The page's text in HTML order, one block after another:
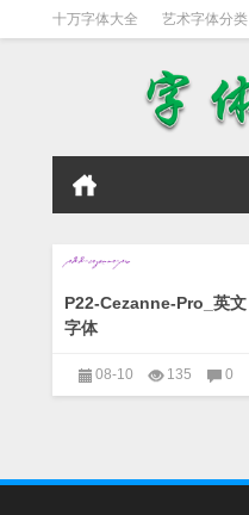
十万字体大全 艺术字体分类
P22-Cezanne-Pro_英文
字体
08-10 135
0